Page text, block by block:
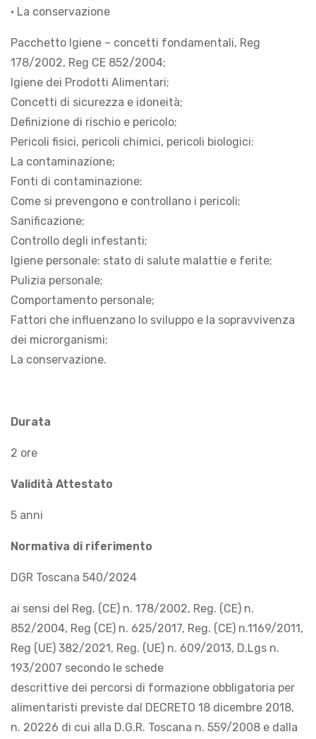
• La conservazione
Pacchetto Igiene – concetti fondamentali, Reg
178/2002, Reg CE 852/2004;
Igiene dei Prodotti Alimentari;
Concetti di sicurezza e idoneità;
Definizione di rischio e pericolo;
Pericoli fisici, pericoli chimici, pericoli biologici:
La contaminazione;
Fonti di contaminazione:
Come si prevengono e controllano i pericoli;
Sanificazione;
Controllo degli infestanti;
Igiene personale: stato di salute malattie e ferite;
Pulizia personale;
Comportamento personale;
Fattori che influenzano lo sviluppo e la sopravvivenza
dei microrganismi;
La conservazione.
Durata
2 ore
Validità Attestato
5 anni
Normativa di riferimento
DGR Toscana 540/2024
ai sensi del Reg. (CE) n. 178/2002, Reg. (CE) n.
852/2004, Reg (CE) n. 625/2017, Reg. (CE) n.1169/2011,
Reg (UE) 382/2021, Reg. (UE) n. 609/2013, D.Lgs n.
193/2007 secondo le schede
descrittive dei percorsi di formazione obbligatoria per
alimentaristi previste dal DECRETO 18 dicembre 2018,
n. 20226 di cui alla D.G.R. Toscana n. 559/2008 e dalla